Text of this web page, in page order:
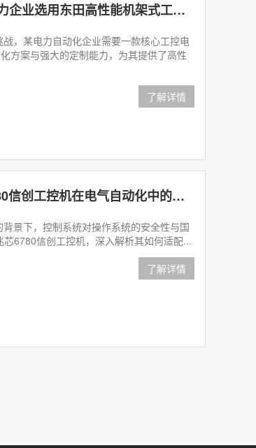
电力自动化行业国产化升级：某电力企业选用东田高性能机架式工控电脑
，某电力自动化企业需要一款核心工控电
方案与强大的定制能力，为其提供了高性
了解详情
8核8线程+凝思系统适配：兆芯6780信创工控机在电气自动化中的应用
景下，控制系统对操作系统的安全性与国
6780信创工控机，深入解析其如何适配...
了解详情